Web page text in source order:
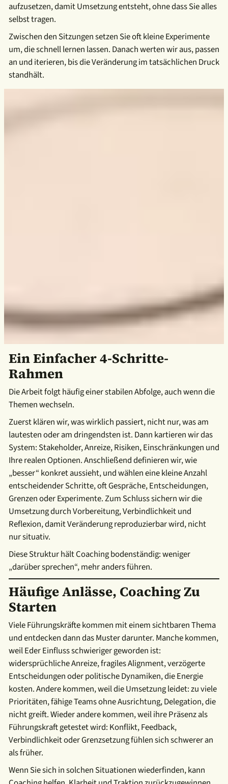
aufzusetzen, damit Umsetzung entsteht, ohne dass Sie alles
selbst tragen.
Zwischen den Sitzungen setzen Sie oft kleine Experimente
um, die schnell lernen lassen. Danach werten wir aus, passen
an und iterieren, bis die Veränderung im tatsächlichen Druck
standhält.
Ein Einfacher 4-Schritte-
Rahmen
Die Arbeit folgt häufig einer stabilen Abfolge, auch wenn die
Themen wechseln.
Zuerst klären wir, was wirklich passiert, nicht nur, was am
lautesten oder am dringendsten ist. Dann kartieren wir das
System: Stakeholder, Anreize, Risiken, Einschränkungen und
Ihre realen Optionen. Anschließend definieren wir, wie
„besser“ konkret aussieht, und wählen eine kleine Anzahl
entscheidender Schritte, oft Gespräche, Entscheidungen,
Grenzen oder Experimente. Zum Schluss sichern wir die
Umsetzung durch Vorbereitung, Verbindlichkeit und
Reflexion, damit Veränderung reproduzierbar wird, nicht
nur situativ.
Diese Struktur hält Coaching bodenständig: weniger
„darüber sprechen“, mehr anders führen.
Häufige Anlässe, Coaching Zu
Starten
Viele Führungskräfte kommen mit einem sichtbaren Thema
und entdecken dann das Muster darunter. Manche kommen,
weil Eder Einfluss schwieriger geworden ist:
widersprüchliche Anreize, fragiles Alignment, verzögerte
Entscheidungen oder politische Dynamiken, die Energie
kosten. Andere kommen, weil die Umsetzung leidet: zu viele
Prioritäten, fähige Teams ohne Ausrichtung, Delegation, die
nicht greift. Wieder andere kommen, weil ihre Präsenz als
Führungskraft getestet wird: Konflikt, Feedback,
Verbindlichkeit oder Grenzsetzung fühlen sich schwerer an
als früher.
Wenn Sie sich in solchen Situationen wiederfinden, kann